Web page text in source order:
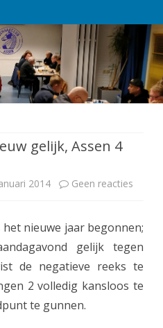
de
inhoudgelijk, Assen 4
2014 Geen reacties
A
s
nieuwe jaar begonnen;
gelijk tegen
de negatieve reeks te
2 volledig kansloos te
te gunnen.